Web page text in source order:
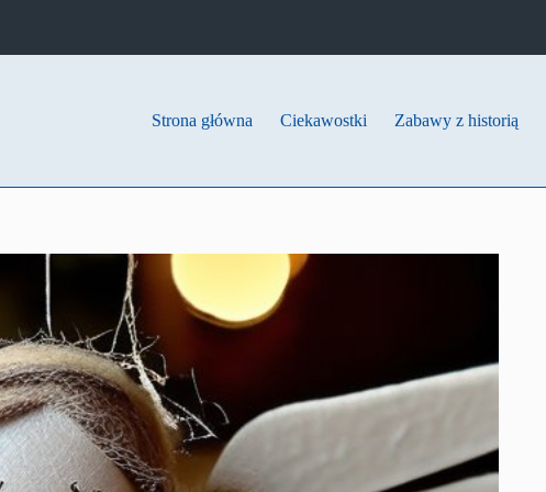
Strona główna Ciekawostki Zabawy z historią